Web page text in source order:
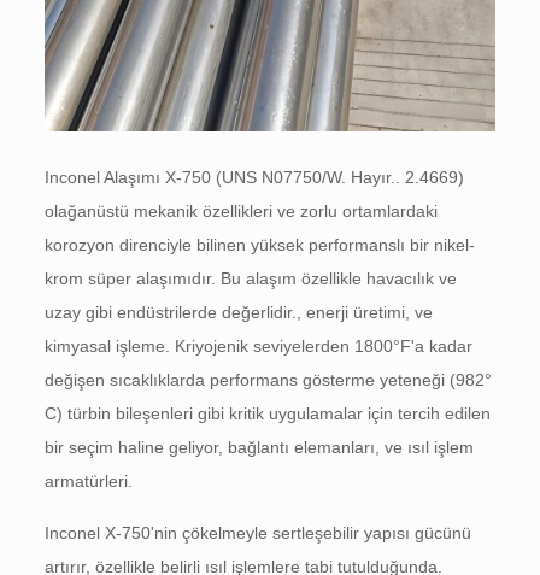
Inconel Alaşımı X-750 (UNS N07750/W. Hayır.. 2.4669)
olağanüstü mekanik özellikleri ve zorlu ortamlardaki
korozyon direnciyle bilinen yüksek performanslı bir nikel-
krom süper alaşımıdır. Bu alaşım özellikle havacılık ve
uzay gibi endüstrilerde değerlidir., enerji üretimi, ve
kimyasal işleme. Kriyojenik seviyelerden 1800°F'a kadar
değişen sıcaklıklarda performans gösterme yeteneği (982°
C) türbin bileşenleri gibi kritik uygulamalar için tercih edilen
bir seçim haline geliyor, bağlantı elemanları, ve ısıl işlem
armatürleri.
Inconel X-750'nin çökelmeyle sertleşebilir yapısı gücünü
artırır, özellikle belirli ısıl işlemlere tabi tutulduğunda.